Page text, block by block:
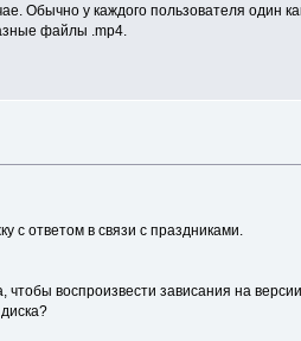
Обычно у каждого пользователя один
файлы .mp4.
с ответом в связи с праздниками.
воспроизвести зависания на